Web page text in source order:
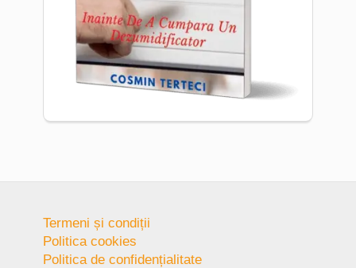
Termeni și condiții
Politica cookies
Politica de confidențialitate